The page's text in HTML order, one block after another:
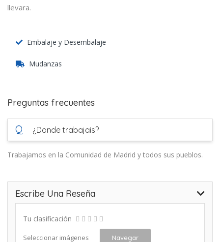
llevara.
Embalaje y Desembalaje
Mudanzas
Preguntas frecuentes
Q ¿Donde trabajais?
Trabajamos en la Comunidad de Madrid y todos sus pueblos.
Escribe Una Reseña
Tu clasificación
Seleccionar imágenes Navegar